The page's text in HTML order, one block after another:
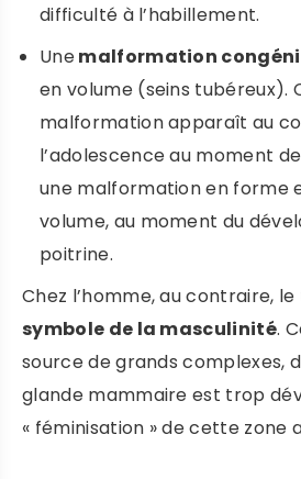
difficulté à l’habillement.
Unemalformation
en volume (seins tubéreux).
malformation apparaît au
l’adolescence au moment
une malformation en forme
volume, au moment du
poitrine.
Chez l’homme, au contraire,
symbole de la masculinité.
source de grands complexes,
glande mammaire est trop
« féminisation » de cette zone